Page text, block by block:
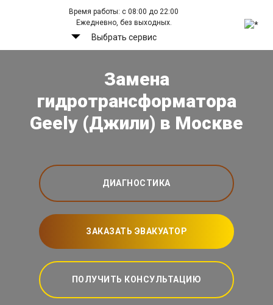
Время работы: с 08:00 до 22:00
Ежедневно, без выходных.
Выбрать сервис
Замена
гидротрансформатора
Geely (Джили) в Москве
ДИАГНОСТИКА
ЗАКАЗАТЬ ЭВАКУАТОР
ПОЛУЧИТЬ КОНСУЛЬТАЦИЮ